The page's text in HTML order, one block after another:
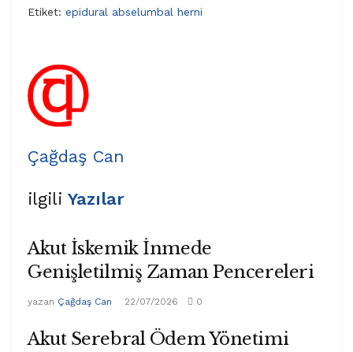
Etiket: epidural abselumbal herni
Çağdaş Can
ilgili Yazılar
Akut İskemik İnmede
Genişletilmiş Zaman Pencereleri
yazan Çağdaş Can 22/07/2026 0
Akut Serebral Ödem Yönetimi